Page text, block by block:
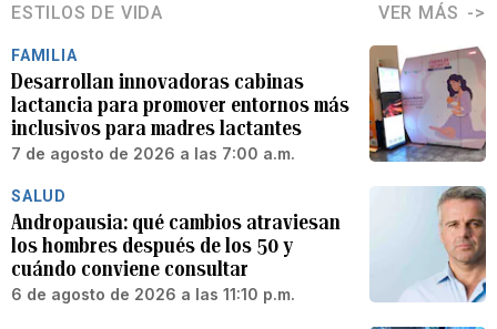
ESTILOS DE VIDA VER MÁS
FAMILIA
Desarrollan innovadoras cabinas
lactancia para promover entornos más
inclusivos para madres lactantes
7 de agosto de 2026 a las 7:00 a.m.
SALUD
Andropausia: qué cambios atraviesan
los hombres después de los 50 y
cuándo conviene consultar
6 de agosto de 2026 a las 11:10 p.m.